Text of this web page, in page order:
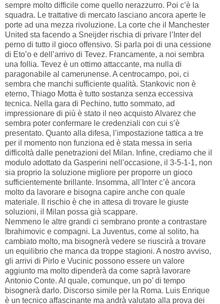
sempre molto difficile come quello nerazzurro. Poi c’è la
squadra. Le trattative di mercato lasciano ancora aperte le
porte ad una mezza rivoluzione. La corte che il Manchester
United sta facendo a Sneijder rischia di privare l’Inter del
perno di tutto il gioco offensivo. Si parla poi di una cessione
di Eto’o e dell’arrivo di Tevez. Francamente, a noi sembra
una follia. Tevez è un ottimo attaccante, ma nulla di
paragonabile al camerunense. A centrocampo, poi, ci
sembra che manchi sufficiente qualità. Stankovic non è
eterno, Thiago Motta è tutto sostanza senza eccessiva
tecnica. Nella gara di Pechino, tutto sommato, ad
impressionare di più è stato il neo acquisto Alvarez che
sembra poter confermare le credenziali con cui s’è
presentato. Quanto alla difesa, l’impostazione tattica a tre
per il momento non funziona ed è stata messa in seria
difficoltà dalle penetrazioni del Milan. Infine, crediamo che il
modulo adottato da Gasperini nell’occasione, il 3-5-1-1, non
sia proprio la soluzione migliore per proporre un gioco
sufficientemente brillante. Insomma, all’Inter c’è ancora
molto da lavorare e bisogna capire anche con quale
materiale. Il rischio è che in attesa di trovare le giuste
soluzioni, il Milan possa già scappare.
Nemmeno le altre grandi ci sembrano pronte a contrastare
Ibrahimovic e compagni. La Juventus, come al solito, ha
cambiato molto, ma bisognerà vedere se riuscirà a trovare
un equilibrio che manca da troppe stagioni. A nostro avviso,
gli arrivi di Pirlo e Vucinic possono essere un valore
aggiunto ma molto dipenderà da come saprà lavorare
Antonio Conte. Al quale, comunque, un po’ di tempo
bisognerà darlo. Discorso simile per la Roma. Luis Enrique
è un tecnico affascinante ma andrà valutato alla prova dei